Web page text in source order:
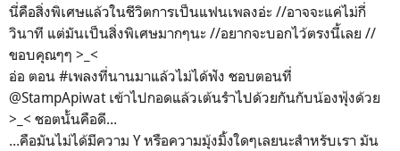
นี่คือสิ่งพิเศษแล้วในชีวิตการเป็นแฟนเพลงอ่ะ //อาจจะแค่ไม่กี่
วินาที แต่มันเป็นสิ่งพิเศษมากๆนะ //อยากจะบอกไว้ตรงนี้เลย //
ขอบคุณๆๆ >_<
อ่อ ตอน #เพลงที่นานมาแล้วไม่ได้ฟัง ชอบตอนที่
@StampApiwat เข้าไปกอดแล้วเต้นรำไปด้วยกันกับน้องฟุ้งด้วย
>_< ชอตนั้นคือดี...
...คือมันไม่ได้มีความ Y หรือความมุ้งมิ้งใดๆเลยนะสำหรับเรา มัน